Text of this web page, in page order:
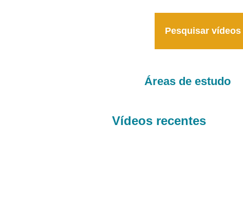
Pesquisar
Áreas de estudo
Vídeos recentes